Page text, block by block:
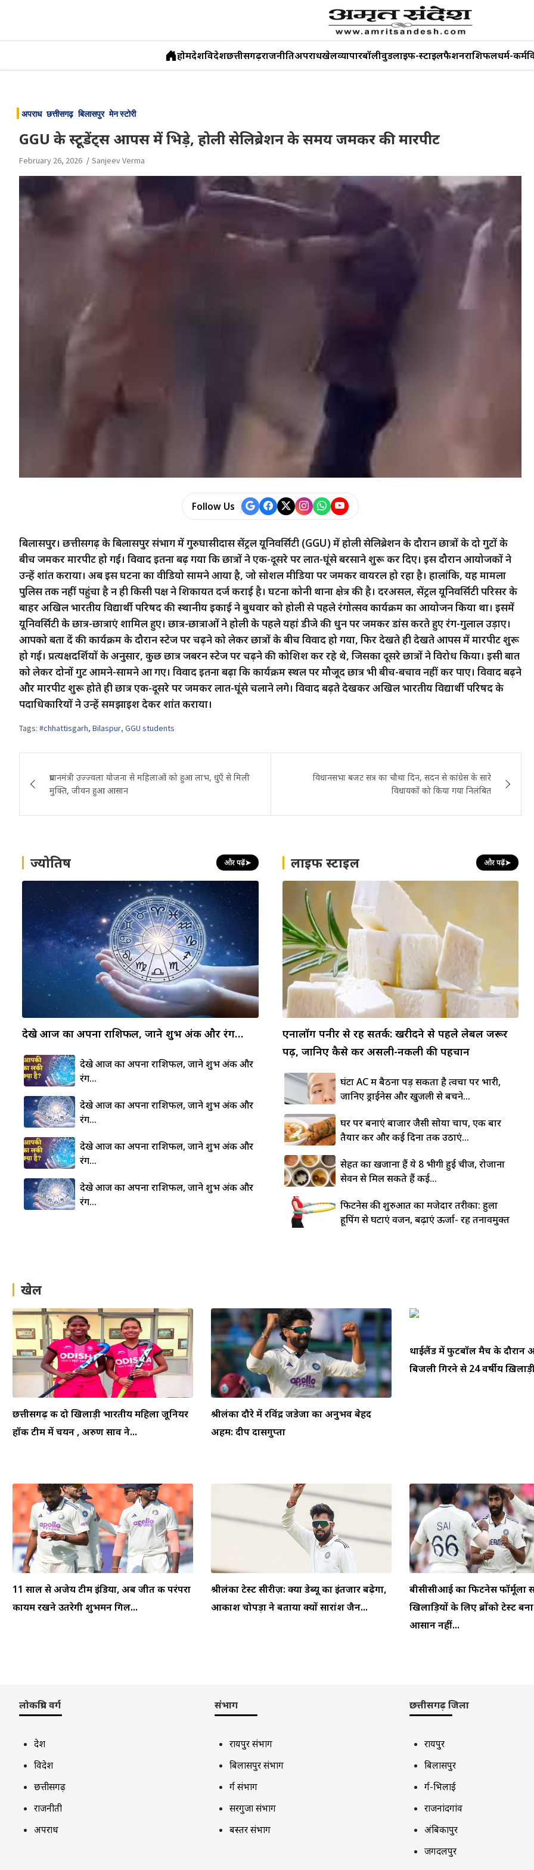
content
होमदेशविदेशछत्तीसगढ़राजनीतिअपराधखेलव्यापारबॉलीवुडलाइफ-स्टाइलफैशनराशिफलधर्म-कर्म
अपराध छत्तीसगढ़ बिलासपुर मेन स्टोरी
GGU के स्टूडेंट्स आपस में भिड़े, होली सेलिब्रेशन के समय जमकर की मारपीट
February 26, 2026 Sanjeev Verma
Follow Us
बिलासपुर। छत्तीसगढ़ के बिलासपुर संभाग में गुरुघासीदास सेंट्रल यूनिवर्सिटी (GGU) में होली सेलिब्रेशन के दौरान छात्रों के दो गुटों के
बीच जमकर मारपीट हो गई। विवाद इतना बढ़ गया कि छात्रों ने एक-दूसरे पर लात-घूंसे बरसाने शुरू कर दिए। इस दौरान आयोजकों ने
उन्हें शांत कराया। अब इस घटना का वीडियो सामने आया है, जो सोशल मीडिया पर जमकर वायरल हो रहा है। हालांकि, यह मामला
पुलिस तक नहीं पहुंचा है न ही किसी पक्ष ने शिकायत दर्ज कराई है। घटना कोनी थाना क्षेत्र की है। दरअसल, सेंट्रल यूनिवर्सिटी परिसर के
बाहर अखिल भारतीय विद्यार्थी परिषद की स्थानीय इकाई ने बुधवार को होली से पहले रंगोत्सव कार्यक्रम का आयोजन किया था। इसमें
यूनिवर्सिटी के छात्र-छात्राएं शामिल हुए। छात्र-छात्राओं ने होली के पहले यहां डीजे की धुन पर जमकर डांस करते हुए रंग-गुलाल उड़ाए।
आपको बता दें की कार्यक्रम के दौरान स्टेज पर चढ़ने को लेकर छात्रों के बीच विवाद हो गया, फिर देखते ही देखते आपस में मारपीट शुरू
हो गई। प्रत्यक्षदर्शियों के अनुसार, कुछ छात्र जबरन स्टेज पर चढ़ने की कोशिश कर रहे थे, जिसका दूसरे छात्रों ने विरोध किया। इसी बात
को लेकर दोनों गुट आमने-सामने आ गए। विवाद इतना बढ़ा कि कार्यक्रम स्थल पर मौजूद छात्र भी बीच-बचाव नहीं कर पाए। विवाद बढ़ने
और मारपीट शुरू होते ही छात्र एक-दूसरे पर जमकर लात-घूंसे चलाने लगे। विवाद बढ़ते देखकर अखिल भारतीय विद्यार्थी परिषद के
पदाधिकारियों ने उन्हें समझाइश देकर शांत कराया।
Tags: #chhattisgarh, Bilaspur, GGU students
navigation
प्रधानमंत्री उज्ज्वला योजना से महिलाओं को हुआ लाभ, धुएँ से मिली
मुक्ति, जीवन हुआ आसान
विधानसभा बजट सत्र का चौथा दिन, सदन से कांग्रेस के सारे
विधायकों को किया गया निलंबित
ज्योतिष और पढ़ें➤
देखे आज का अपना राशिफल, जाने शुभ अंक और रंग…
देखे आज का अपना राशिफल, जाने शुभ अंक और
रंग…
देखे आज का अपना राशिफल, जाने शुभ अंक और
रंग…
देखे आज का अपना राशिफल, जाने शुभ अंक और
रंग…
देखे आज का अपना राशिफल, जाने शुभ अंक और
रंग…
लाइफ स्टाइल और पढ़ें➤
एनालॉग पनीर से रहें सतर्क: खरीदने से पहले लेबल जरूर
पढ़ें, जानिए कैसे करें असली-नकली की पहचान
घंटों AC में बैठना पड़ सकता है त्वचा पर भारी,
जानिए ड्राईनेस और खुजली से बचने...
घर पर बनाएं बाजार जैसी सोया चाप, एक बार
तैयार करें और कई दिनों तक उठाएं...
सेहत का खजाना हैं ये 8 भीगी हुई चीजें, रोजाना
सेवन से मिल सकते हैं कई...
फिटनेस की शुरुआत का मजेदार तरीका: हुला
हूपिंग से घटाएं वजन, बढ़ाएं ऊर्जा- रहें तनावमुक्त
खेल
छत्तीसगढ़ की दो खिलाड़ी भारतीय महिला जूनियर
हॉकी टीम में चयन , अरुण साव ने...
श्रीलंका दौरे में रविंद्र जडेजा का अनुभव बेहद
अहम: दीप दासगुप्ता
थाईलैंड में फुटबॉल मैच के दौरान
बिजली गिरने से 24 वर्षीय
11 साल से अजेय टीम इंडिया, अब जीत की परंपरा
कायम रखने उतरेगी शुभमन गिल...
श्रीलंका टेस्ट सीरीज़: क्या डेब्यू का इंतजार बढ़ेगा,
आकाश चोपड़ा ने बताया क्यों सारांश जैन...
बीसीसीआई का फिटनेस फॉर्मूला
खिलाड़ियों के लिए ब्रोंको टेस्ट
आसान नहीं...
लोकप्रिय वर्ग
देश
विदेश
छत्तीसगढ़
राजनीती
अपराध
संभाग
रायपुर संभाग
बिलासपुर संभाग
दुर्ग संभाग
सरगुजा संभाग
बस्तर संभाग
छत्तीसगढ़ जिला
रायपुर
बिलासपुर
दुर्ग-भिलाई
राजनांदगांव
अंबिकापुर
जगदलपुर